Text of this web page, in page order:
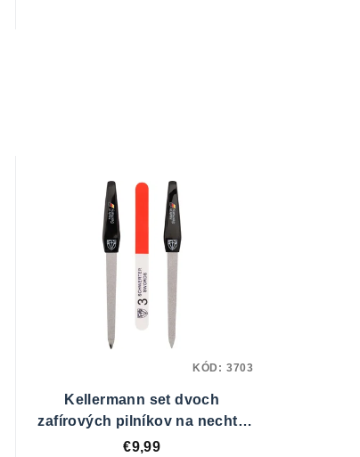
Kellermann set dvoch
zafírových pilníkov na nechty
SB 944836
€9,99
KÓD: 3703